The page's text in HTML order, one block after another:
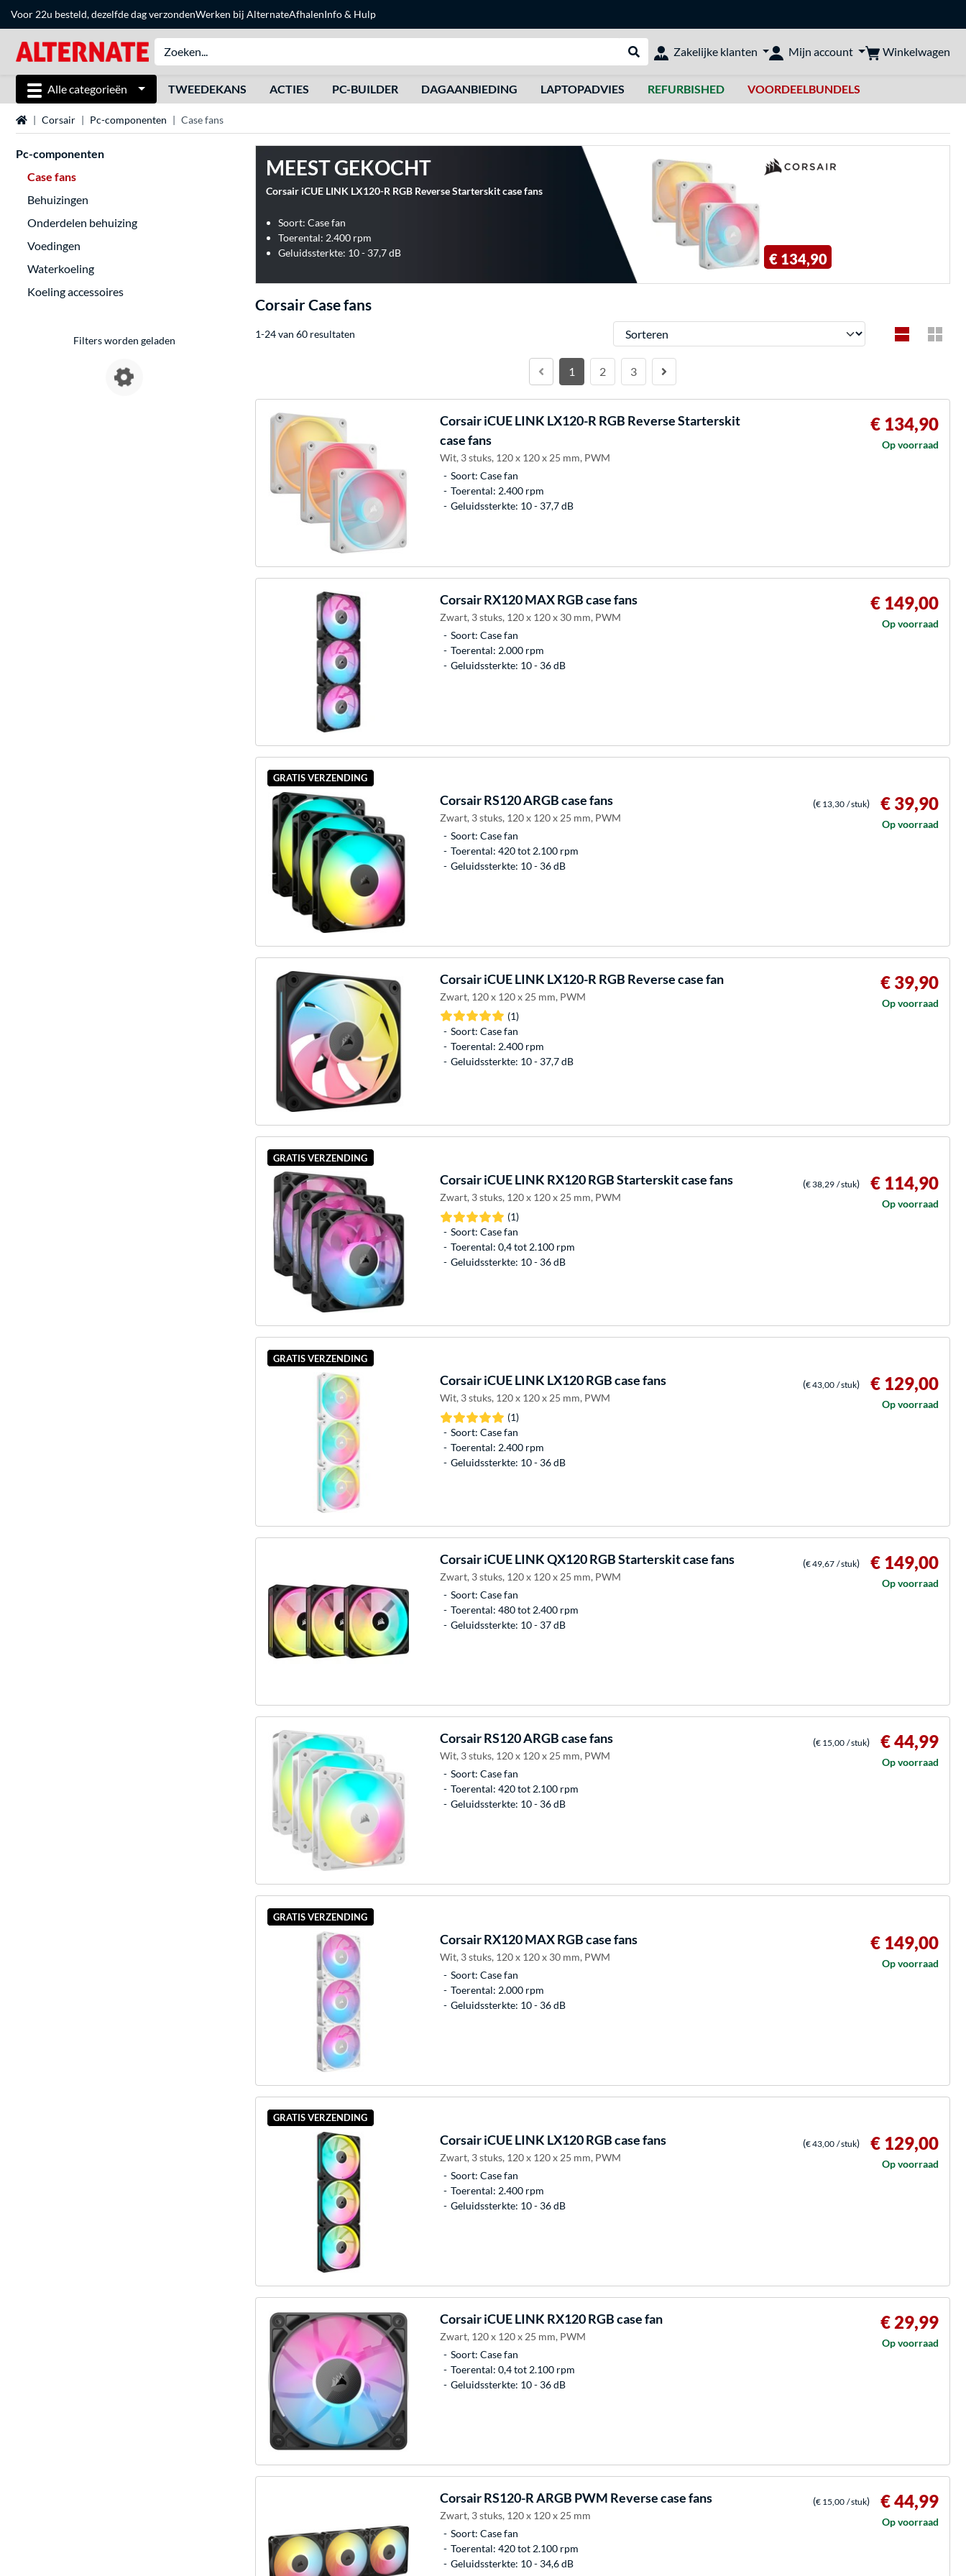
Voor 22u besteld, dezelfde dag verzondenWerken bij AlternateAfhalenInfo & Hulp
Webshop doorzoeken
Zakelijke klanten Mijn account Winkelwagen
Alle categorieën TWEEDEKANS ACTIES PC-BUILDER DAGAANBIEDING LAPTOPADVIES REFURBISHED VOORDEELBUNDELS
HomeCorsair Pc-componenten Case fans
Pc-componenten
Case fans
Behuizingen
Onderdelen behuizing
Voedingen
Waterkoeling
Koeling accessoires
Filters worden geladen
MEEST GEKOCHT
Corsair iCUE LINK LX120-R RGB Reverse Starterskit case fans
Soort: Case fan
Toerental: 2.400 rpm
Geluidssterkte: 10 - 37,7 dB
€ 134,90
Corsair Case fans
1-24 van 60 resultaten Sorteren
1 2 3
CorsairiCUE LINK LX120-R RGB Reverse Starterskit
case fans
Wit, 3 stuks, 120 x 120 x 25 mm, PWM
Soort: Case fan
Toerental: 2.400 rpm
Geluidssterkte: 10 - 37,7 dB
€ 134,90
Op voorraad
CorsairRX120 MAX RGB case fans
Zwart, 3 stuks, 120 x 120 x 30 mm, PWM
Soort: Case fan
Toerental: 2.000 rpm
Geluidssterkte: 10 - 36 dB
€ 149,00
Op voorraad
GRATIS VERZENDING
CorsairRS120 ARGB case fans
Zwart, 3 stuks, 120 x 120 x 25 mm, PWM
Soort: Case fan
Toerental: 420 tot 2.100 rpm
Geluidssterkte: 10 - 36 dB
(€ 13,30 / stuk) € 39,90
Op voorraad
CorsairiCUE LINK LX120-R RGB Reverse case fan
Zwart, 120 x 120 x 25 mm, PWM
(1)
Soort: Case fan
Toerental: 2.400 rpm
Geluidssterkte: 10 - 37,7 dB
€ 39,90
Op voorraad
GRATIS VERZENDING
CorsairiCUE LINK RX120 RGB Starterskit case fans
Zwart, 3 stuks, 120 x 120 x 25 mm, PWM
(1)
Soort: Case fan
Toerental: 0,4 tot 2.100 rpm
Geluidssterkte: 10 - 36 dB
(€ 38,29 / stuk) € 114,90
Op voorraad
GRATIS VERZENDING
CorsairiCUE LINK LX120 RGB case fans
Wit, 3 stuks, 120 x 120 x 25 mm, PWM
(1)
Soort: Case fan
Toerental: 2.400 rpm
Geluidssterkte: 10 - 36 dB
(€ 43,00 / stuk) € 129,00
Op voorraad
CorsairiCUE LINK QX120 RGB Starterskit case fans
Zwart, 3 stuks, 120 x 120 x 25 mm, PWM
Soort: Case fan
Toerental: 480 tot 2.400 rpm
Geluidssterkte: 10 - 37 dB
(€ 49,67 / stuk) € 149,00
Op voorraad
CorsairRS120 ARGB case fans
Wit, 3 stuks, 120 x 120 x 25 mm, PWM
Soort: Case fan
Toerental: 420 tot 2.100 rpm
Geluidssterkte: 10 - 36 dB
(€ 15,00 / stuk) € 44,99
Op voorraad
GRATIS VERZENDING
CorsairRX120 MAX RGB case fans
Wit, 3 stuks, 120 x 120 x 30 mm, PWM
Soort: Case fan
Toerental: 2.000 rpm
Geluidssterkte: 10 - 36 dB
€ 149,00
Op voorraad
GRATIS VERZENDING
CorsairiCUE LINK LX120 RGB case fans
Zwart, 3 stuks, 120 x 120 x 25 mm, PWM
Soort: Case fan
Toerental: 2.400 rpm
Geluidssterkte: 10 - 36 dB
(€ 43,00 / stuk) € 129,00
Op voorraad
CorsairiCUE LINK RX120 RGB case fan
Zwart, 120 x 120 x 25 mm, PWM
Soort: Case fan
Toerental: 0,4 tot 2.100 rpm
Geluidssterkte: 10 - 36 dB
€ 29,99
Op voorraad
CorsairRS120-R ARGB PWM Reverse case fans
Zwart, 3 stuks, 120 x 120 x 25 mm
Soort: Case fan
Toerental: 420 tot 2.100 rpm
Geluidssterkte: 10 - 34,6 dB
(€ 15,00 / stuk) € 44,99
Op voorraad